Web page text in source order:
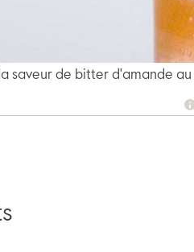
saveur de bitter d'amande